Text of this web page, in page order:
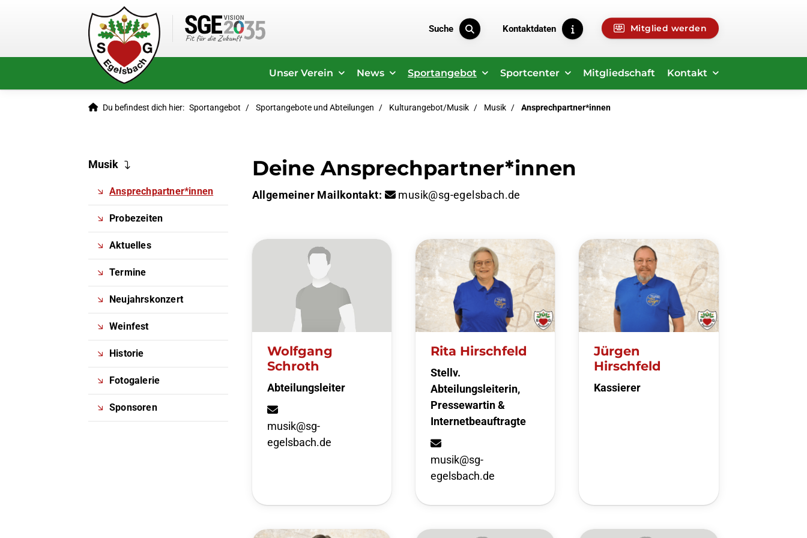
Suche Kontaktdaten Mitglied werden
Unser Verein News Sportangebot Sportcenter Mitgliedschaft Kontakt
Du befindest dich hier: Sportangebot Sportangebote und Abteilungen Kulturangebot/Musik Musik Ansprechpartner*innen
Deine Ansprechpartner*innen
Allgemeiner Mailkontakt: musik@sg-egelsbach.de
Wolfgang
Schroth
Abteilungsleiter
musik@sg-
egelsbach.de
Rita Hirschfeld
Stellv.
Abteilungsleiterin,
Pressewartin &
Internetbeauftragte
musik@sg-
egelsbach.de
Jürgen
Hirschfeld
Kassierer
Musik
Ansprechpartner*innen
Probezeiten
Aktuelles
Termine
Neujahrskonzert
Weinfest
Historie
Fotogalerie
Sponsoren